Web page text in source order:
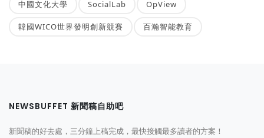
中國文化大學 SocialLab OpView
韓國WICO世界發明創新競賽 百瀚智能教育
NEWSBUFFET 新聞稿自助吧
新聞稿的好去處，三分鐘上稿完成，最快接觸最多讀者的方案！